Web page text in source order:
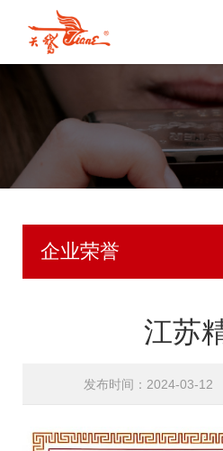
企业荣誉
江苏
发布时间：2024-03-12